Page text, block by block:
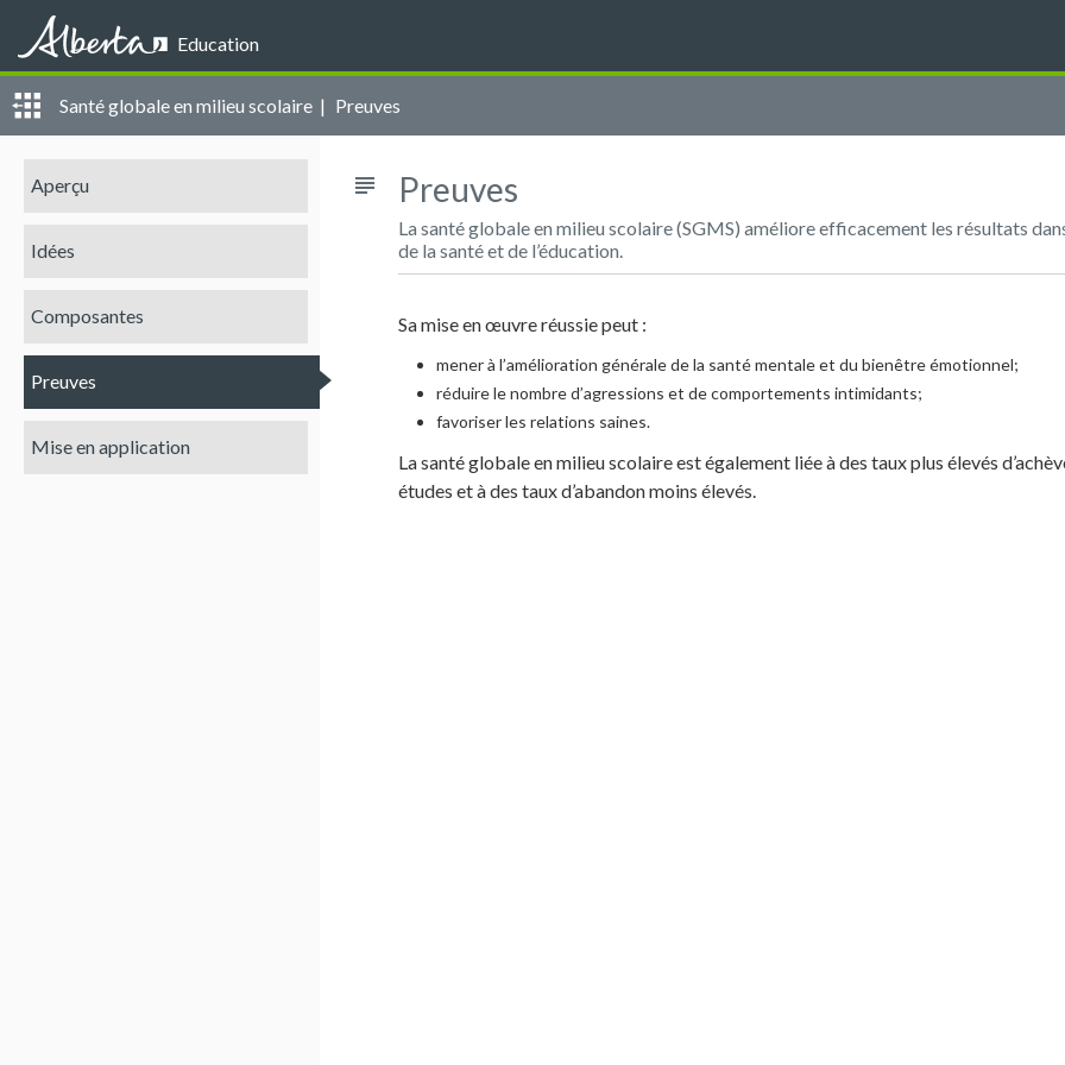
Alberta
Education
Santé globale en milieu scolaire | Preuves
Aperçu
Idées
Composantes
Preuves
Mise en application
subject Preuves
La santé globale en milieu scolaire (SGMS) améliore efficacement les résultats
de la santé et de l’éducation.
Sa mise en œuvre réussie peut :
mener à l’amélioration générale de la santé mentale et du bienêtre émotionnel;
réduire le nombre d’agressions et de comportements intimidants;
favoriser les relations saines.
La santé globale en milieu scolaire est également liée à des taux plus élevés
études et à des taux d’abandon moins élevés.